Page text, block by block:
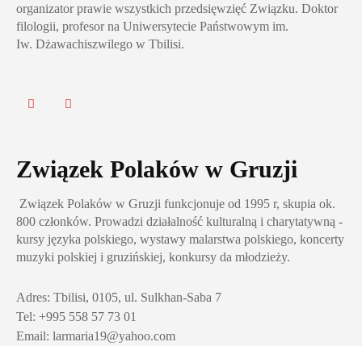
organizator prawie wszystkich przedsięwzięć Związku. Doktor
filologii, profesor na Uniwersytecie Państwowym im.
Iw. Dżawachiszwilego w Tbilisi.
Związek Polaków w Gruzji
Związek Polaków w Gruzji funkcjonuje od 1995 r, skupia ok.
800 członków. Prowadzi działalność kulturalną i charytatywną -
kursy języka polskiego, wystawy malarstwa polskiego, koncerty
muzyki polskiej i gruzińskiej, konkursy da młodzieży.
Adres: Tbilisi, 0105, ul. Sulkhan-Saba 7
Tel: +995 558 57 73 01
Email: larmaria19@yahoo.com